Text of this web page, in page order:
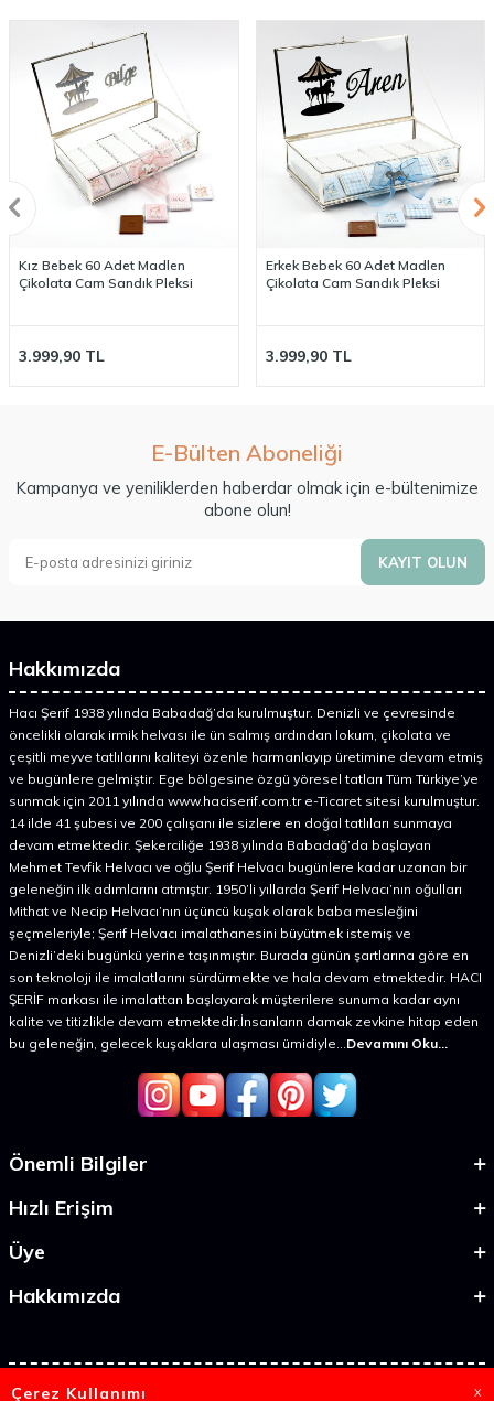
Kız Bebek 60 Adet Madlen
Çikolata Cam Sandık Pleksi
3.999,90 TL
Erkek Bebek 60 Adet Madlen
Çikolata Cam Sandık Pleksi
3.999,90TL
E-Bülten Aboneliği
Kampanya ve yeniliklerden haberdar olmak için e-bültenimize
abone olun!
KAYIT OLUN
Hakkımızda
Hacı Şerif 1938 yılında Babadağ’da kurulmuştur. Denizli ve çevresinde
öncelikli olarak irmik helvası ile ün salmış ardından lokum, çikolata ve
çeşitli meyve tatlılarını kaliteyi özenle harmanlayıp üretimine devam etmiş
ve bugünlere gelmiştir. Ege bölgesine özgü yöresel tatları Tüm Türkiye’ye
sunmak için 2011 yılında www.haciserif.com.tr e-Ticaret sitesi kurulmuştur.
14 ilde 41 şubesi ve 200 çalışanı ile sizlere en doğal tatlıları sunmaya
devam etmektedir. Şekerciliğe 1938 yılında Babadağ’da başlayan
Mehmet Tevfik Helvacı ve oğlu Şerif Helvacı bugünlere kadar uzanan bir
geleneğin ilk adımlarını atmıştır. 1950’li yıllarda Şerif Helvacı’nın oğulları
Mithat ve Necip Helvacı’nın üçüncü kuşak olarak baba mesleğini
şeçmeleriyle; Şerif Helvacı imalathanesini büyütmek istemiş ve
Denizli’deki bugünkü yerine taşınmıştır. Burada günün şartlarına göre en
son teknoloji ile imalatlarını sürdürmekte ve hala devam etmektedir. HACI
ŞERİF markası ile imalattan başlayarak müşterilere sunuma kadar aynı
kalite ve titizlikle devam etmektedir.İnsanların damak zevkine hitap eden
bu geleneğin, gelecek kuşaklara ulaşması ümidiyle...Devamını Oku...
Önemli Bilgiler
Hızlı Erişim
Üye
Hakkımızda
Çerez Kullanımı X